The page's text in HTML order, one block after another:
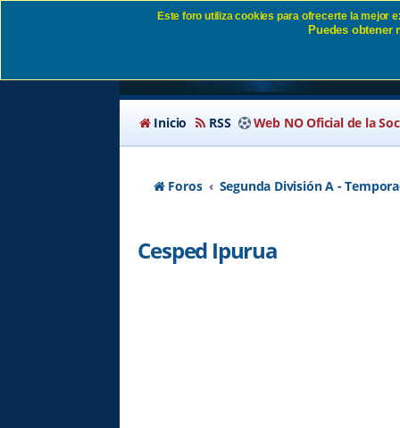
Cesped Ipurua -
Inicio RSS Web NO Oficial de la
Foros Segunda División A -
Cesped Ipurua
Este foro utiliza cookies para ofrecerte la mejor
Puedes obtener